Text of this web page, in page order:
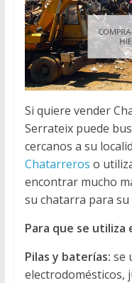
Si quiere vender
Serrateix puede
cercanos a su
Chatarreros o
encontrar mucho
su chatarra para su
Para que se utiliza
Pilas y baterías: se
electrodomésticos,